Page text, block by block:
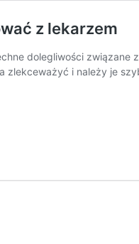
z lekarzem
dolegliwości
i należy je